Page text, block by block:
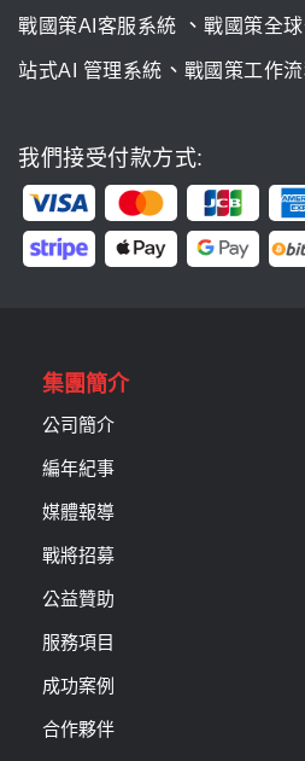
戰國策AI客服系統 、 戰國策全
站式AI 管理系統 、 戰國策工作
我們接受付款方式:
集團簡介
公司簡介
編年紀事
媒體報導
戰將招募
公益贊助
服務項目
成功案例
合作夥伴